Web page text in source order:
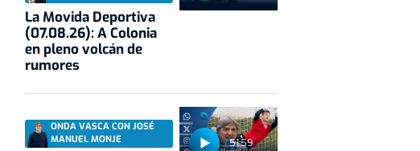
La Movida Deportiva
(07.08.26): A Colonia
en pleno volcán de
rumores
51:59
ONDA VASCA CON JOSÉ
MANUEL MONJE